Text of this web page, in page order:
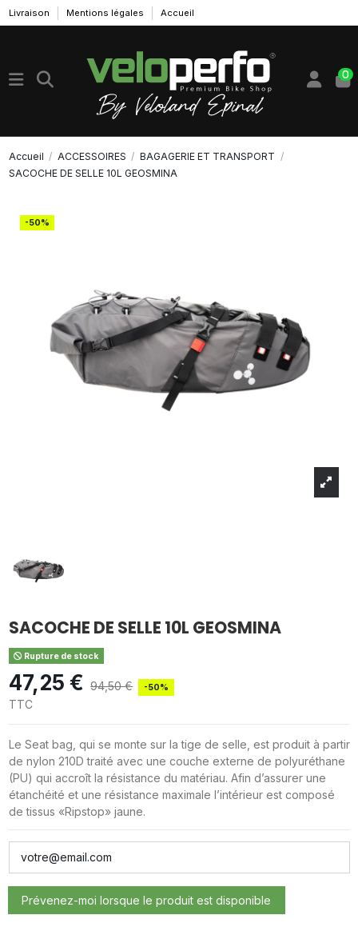
Livraison Mentions légales Accueil
0
Accueil ACCESSOIRES
BAGAGERIE ET TRANSPORT
SACOCHE DE SELLE 10L GEOSMINA
-50%
SACOCHE DE SELLE 10L GEOSMINA
Rupture de stock
47,25 € 94,50 € -50%
TTC
Le Seat bag, qui se monte sur la tige de selle, est produit à partir
de nylon 210D traité avec une couche externe de polyuréthane
(PU) qui accroît la résistance du matériau. Afin d’assurer une
étanchéité et une résistance maximale l’intérieur est composé
de tissus «Ripstop» jaune.